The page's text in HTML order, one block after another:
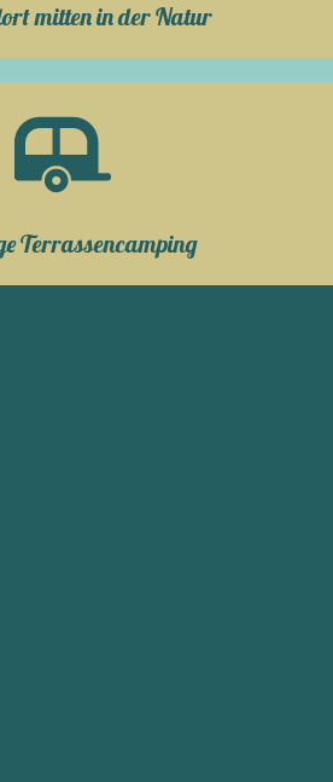
mitten in der Natur
Terrassencamping